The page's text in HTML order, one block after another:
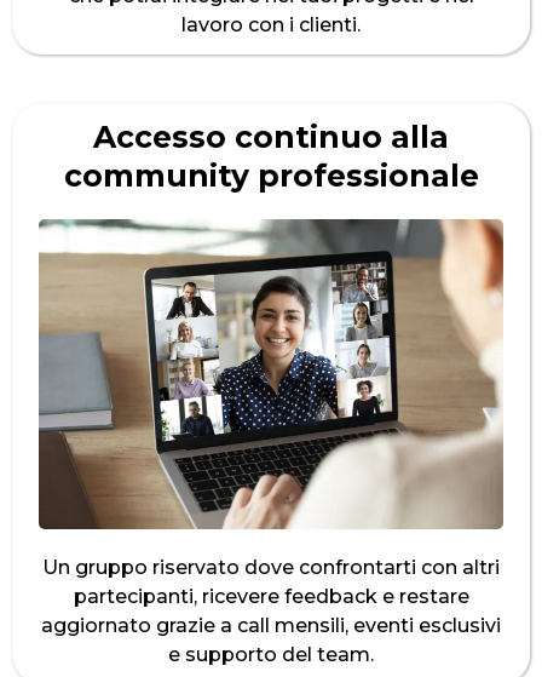
lavoro con i clienti.
Accesso continuo alla
community professionale
Un gruppo riservato dove confrontarti con altri
partecipanti, ricevere feedback e restare
aggiornato grazie a call mensili, eventi esclusivi
e supporto del team.